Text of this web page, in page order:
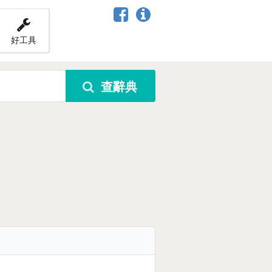
好工具
查辭典